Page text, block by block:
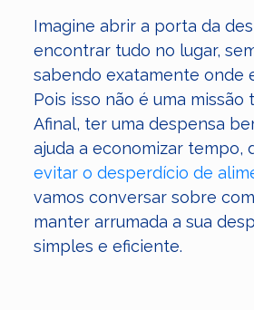
Imagine abrir a porta da
encontrar tudo no lugar,
sabendo exatamente onde
Pois isso não é uma missão
Afinal, ter uma despensa
ajuda a economizar tempo,
evitar o desperdício de
vamos conversar sobre
manter arrumada a sua
simples e eficiente.